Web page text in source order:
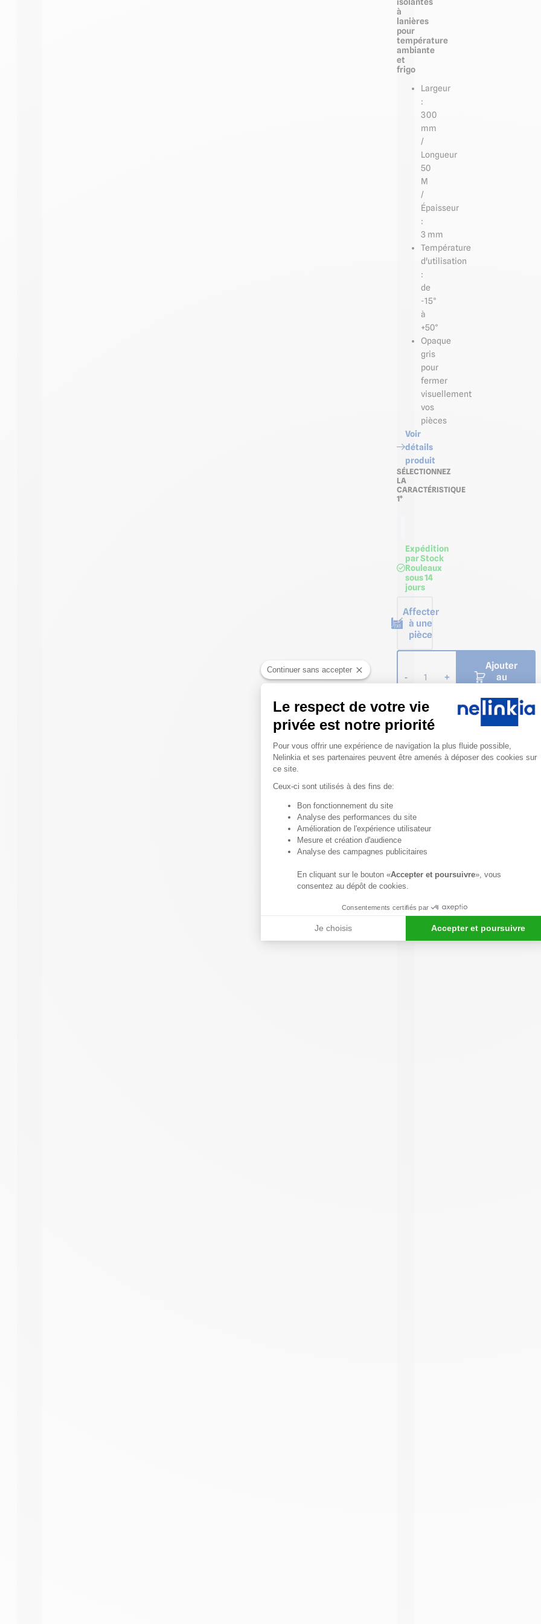
isolantes
à
lanières
pour
température
ambiante
et
frigo
Largeur
:
300
mm
/
Longueur
50
M
/
Épaisseur
:
3 mm
Température
d'utilisation
:
de
-15°
à
+50°
Opaque
gris
pour
fermer
visuellement
vos
pièces
Voir
détails
produit
SÉLECTIONNEZ
LA
CARACTÉRISTIQUE
1*
Expédition
par Stock
Rouleaux
sous 14
jours
Affecter
à une
pièce
- 1 +
Ajouter
au
Continuer sans accepter
Le respect de votre vie
privée est notre priorité
Plateforme de Gestion du
Pour vous offrir une expérience de navigation la plus fluide possible,
Nelinkia et ses partenaires peuvent être amenés à déposer des cookies sur
ce site.
Ceux-ci sont utilisés à des fins de:
Bon fonctionnement du site
Analyse des performances du site
Amélioration de l'expérience utilisateur
Mesure et création d'audience
Analyse des campagnes publicitaires
En cliquant sur le bouton «Accepter et poursuivre», vous
consentez au dépôt de cookies.
Consentements certifiés par
Je choisis Accepter et poursuivre
Axeptio consent